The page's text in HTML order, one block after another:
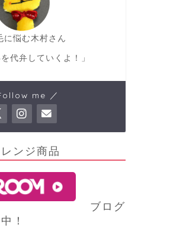
に悩む木村さん
代弁していくよ！」
me ／
ンジ商品
ブログ
！